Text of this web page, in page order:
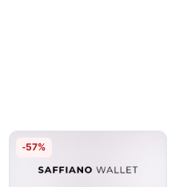
-57%